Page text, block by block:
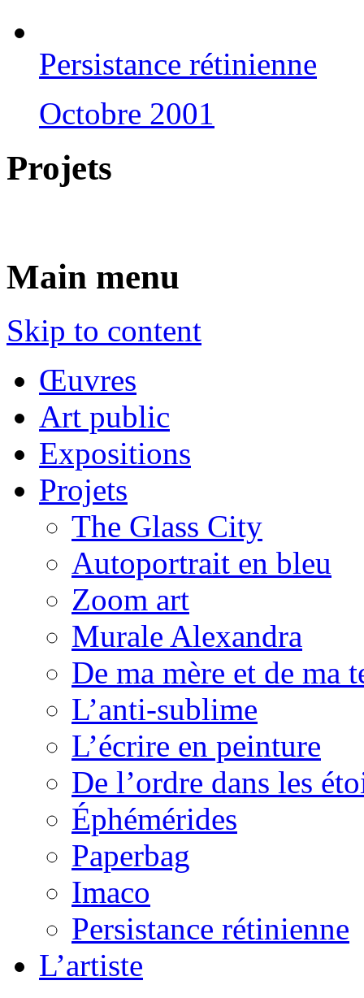
Persistance rétinienne
Octobre 2001
Projets
Main menu
Skip to content
Œuvres
Art public
Expositions
Projets
The Glass City
Autoportrait en bleu
Zoom art
Murale Alexandra
De ma mère et de ma
L’anti-sublime
L’écrire en peinture
De l’ordre dans les
Éphémérides
Paperbag
Imaco
Persistance rétinienne
L’artiste